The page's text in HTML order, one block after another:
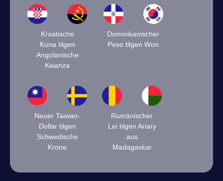
Kroatische
Kuna tilgen
Angolanische
Kwanza
Dominikanischer
Peso tilgen Won
Neuer Taiwan-
Dollar tilgen
Schwedische
Krone
Rumänischer
Lei tilgen Ariary
aus
Madagaskar